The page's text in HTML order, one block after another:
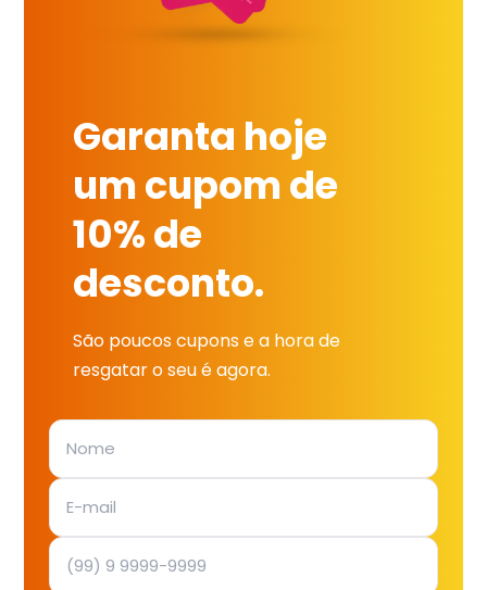
Garanta hoje
um cupom de
10% de
desconto.
São poucos cupons e a hora de
resgatar o seu é agora.